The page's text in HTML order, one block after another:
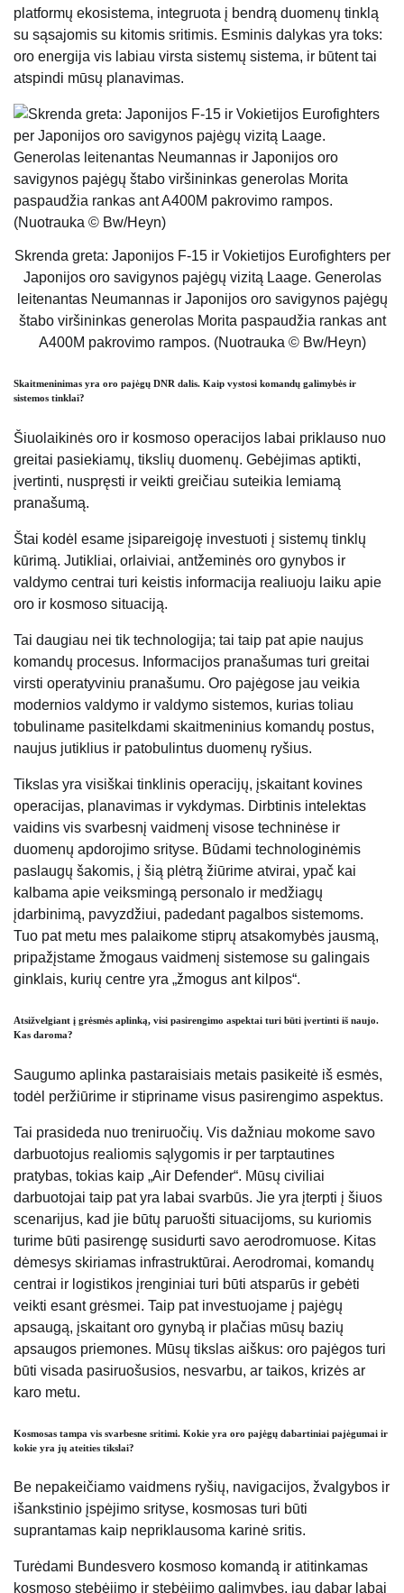
platformų ekosistema, integruota į bendrą duomenų tinklą
su sąsajomis su kitomis sritimis. Esminis dalykas yra toks:
oro energija vis labiau virsta sistemų sistema, ir būtent tai
atspindi mūsų planavimas.
Skrenda greta: Japonijos F-15 ir Vokietijos Eurofighters per
Japonijos oro savigynos pajėgų vizitą Laage. Generolas
leitenantas Neumannas ir Japonijos oro savigynos pajėgų
štabo viršininkas generolas Morita paspaudžia rankas ant
A400M pakrovimo rampos. (Nuotrauka © Bw/Heyn)
Skaitmeninimas yra oro pajėgų DNR dalis. Kaip vystosi komandų galimybės ir
sistemos tinklai?
Šiuolaikinės oro ir kosmoso operacijos labai priklauso nuo
greitai pasiekiamų, tikslių duomenų. Gebėjimas aptikti,
įvertinti, nuspręsti ir veikti greičiau suteikia lemiamą
pranašumą.
Štai kodėl esame įsipareigoję investuoti į sistemų tinklų
kūrimą. Jutikliai, orlaiviai, antžeminės oro gynybos ir
valdymo centrai turi keistis informacija realiuoju laiku apie
oro ir kosmoso situaciją.
Tai daugiau nei tik technologija; tai taip pat apie naujus
komandų procesus. Informacijos pranašumas turi greitai
virsti operatyviniu pranašumu. Oro pajėgose jau veikia
modernios valdymo ir valdymo sistemos, kurias toliau
tobuliname pasitelkdami skaitmeninius komandų postus,
naujus jutiklius ir patobulintus duomenų ryšius.
Tikslas yra visiškai tinklinis operacijų, įskaitant kovines
operacijas, planavimas ir vykdymas. Dirbtinis intelektas
vaidins vis svarbesnį vaidmenį visose techninėse ir
duomenų apdorojimo srityse. Būdami technologinėmis
paslaugų šakomis, į šią plėtrą žiūrime atvirai, ypač kai
kalbama apie veiksmingą personalo ir medžiagų
įdarbinimą, pavyzdžiui, padedant pagalbos sistemoms.
Tuo pat metu mes palaikome stiprų atsakomybės jausmą,
pripažįstame žmogaus vaidmenį sistemose su galingais
ginklais, kurių centre yra „žmogus ant kilpos“.
Atsižvelgiant į grėsmės aplinką, visi pasirengimo aspektai turi būti įvertinti iš naujo.
Kas daroma?
Saugumo aplinka pastaraisiais metais pasikeitė iš esmės,
todėl peržiūrime ir stipriname visus pasirengimo aspektus.
Tai prasideda nuo treniruočių. Vis dažniau mokome savo
darbuotojus realiomis sąlygomis ir per tarptautines
pratybas, tokias kaip „Air Defender“. Mūsų civiliai
darbuotojai taip pat yra labai svarbūs. Jie yra įterpti į šiuos
scenarijus, kad jie būtų paruošti situacijoms, su kuriomis
turime būti pasirengę susidurti savo aerodromuose. Kitas
dėmesys skiriamas infrastruktūrai. Aerodromai, komandų
centrai ir logistikos įrenginiai turi būti atsparūs ir gebėti
veikti esant grėsmei. Taip pat investuojame į pajėgų
apsaugą, įskaitant oro gynybą ir plačias mūsų bazių
apsaugos priemones. Mūsų tikslas aiškus: oro pajėgos turi
būti visada pasiruošusios, nesvarbu, ar taikos, krizės ar
karo metu.
Kosmosas tampa vis svarbesne sritimi. Kokie yra oro pajėgų dabartiniai pajėgumai ir
kokie yra jų ateities tikslai?
Be nepakeičiamo vaidmens ryšių, navigacijos, žvalgybos ir
išankstinio įspėjimo srityse, kosmosas turi būti
suprantamas kaip nepriklausoma karinė sritis.
Turėdami Bundesvero kosmoso komandą ir atitinkamas
kosmoso stebėjimo ir stebėjimo galimybes, jau dabar labai